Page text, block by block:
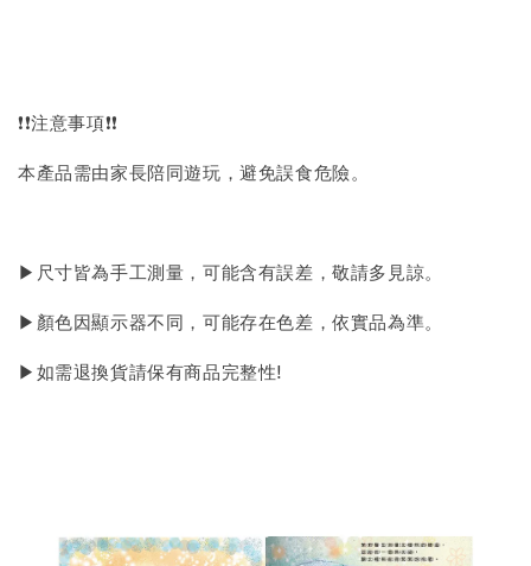
❗❗注意事項❗❗
本產品需由家長陪同遊玩，避免誤食危險。
▶尺寸皆為手工測量，可能含有誤差，敬請多見諒。
▶顏色因顯示器不同，可能存在色差，依實品為準。
▶如需退換貨請保有商品完整性!